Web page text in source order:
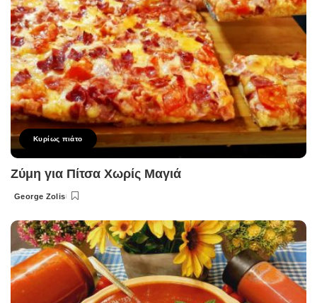
Κυρίως πιάτο
Ζύμη για Πίτσα Χωρίς Μαγιά
Posted
George Zolis